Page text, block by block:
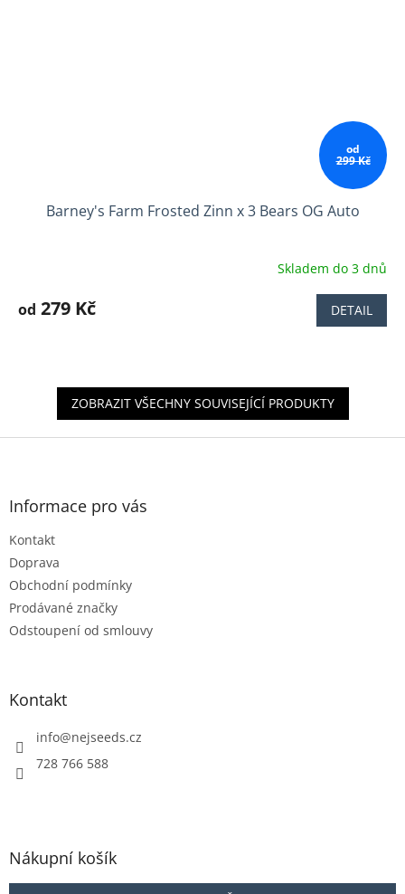
od
299 Kč
Barney's Farm Frosted Zinn x 3 Bears OG Auto
produktu
hvězdiček.
Skladem do 3 dnů
od 279 Kč DETAIL
ZOBRAZIT VŠECHNY SOUVISEJÍCÍ PRODUKTY
Z
Informace pro vás
Kontakt
Doprava
Obchodní podmínky
Prodávané značky
Odstoupení od smlouvy
Kontakt
info@nejseeds.cz
728 766 588
Nákupní košík